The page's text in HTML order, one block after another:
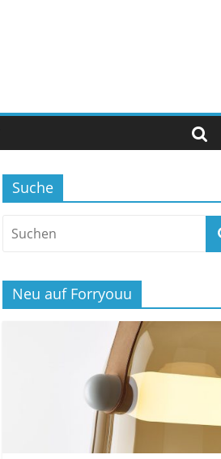
Suche
Neu auf Forryouu